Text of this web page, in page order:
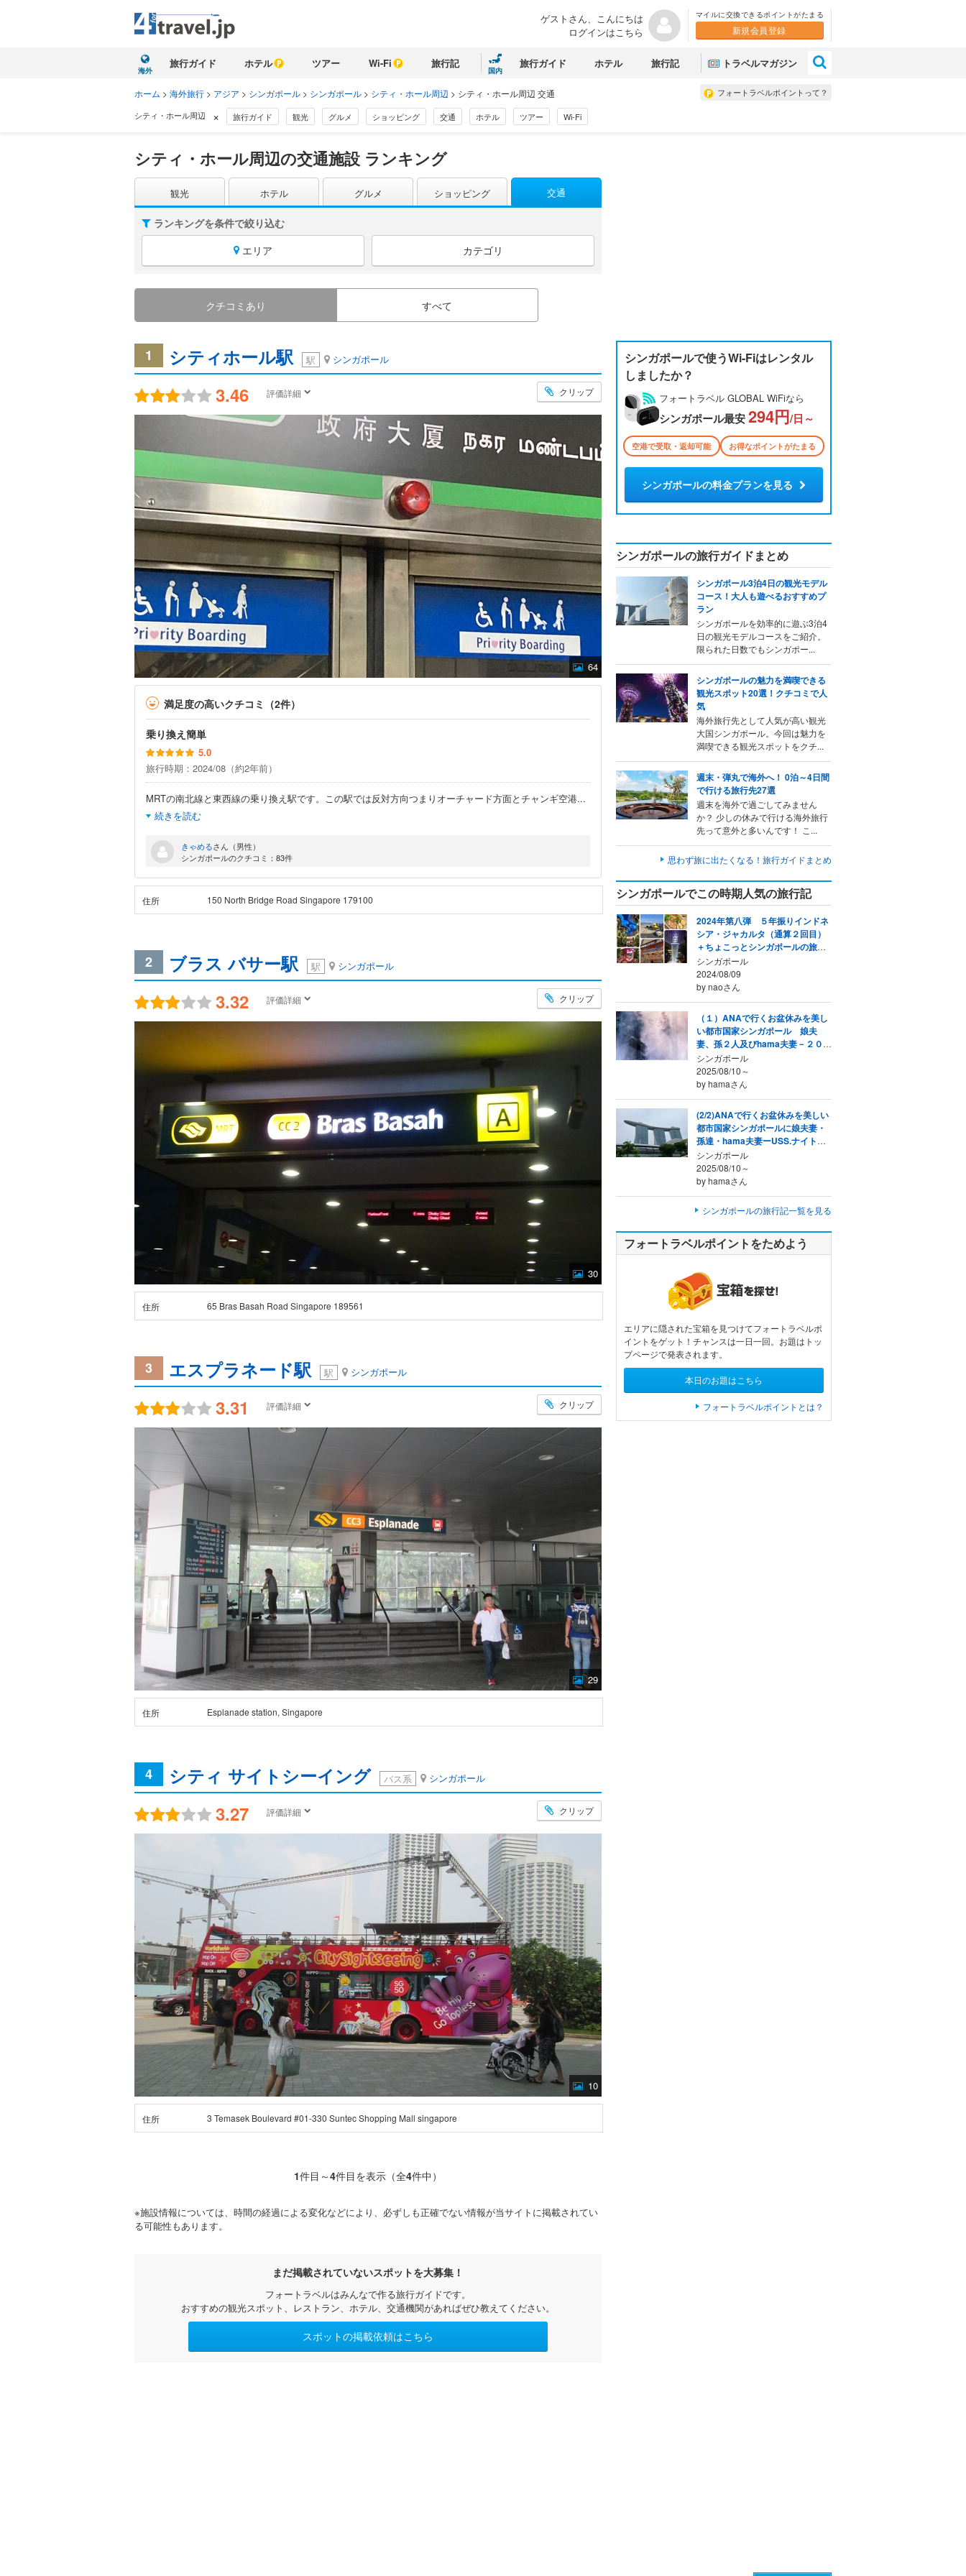
ゲストさん、こんにちは
ログインはこちら
マイルに交換できるポイントがたまる
新規会員登録
海外
旅行ガイド ホテル ツアー Wi-Fi 旅行記
国内
旅行ガイド ホテル 旅行記 トラベルマガジン
フォートラベルポイントって？
ホーム > 海外旅行 > アジア > シンガポール > シンガポール > シティ・ホール周辺 > シティ・ホール周辺 交通
シティ・ホール周辺 × 旅行ガイド 観光 グルメ ショッピング 交通 ホテル ツアー Wi-Fi
シティ・ホール周辺の交通施設 ランキング
観光 ホテル グルメ ショッピング 交通
ランキングを条件で絞り込む
エリア
カテゴリ
クチコミあり すべて
1 シティホール駅 駅 シンガポール
3.46 評価詳細 クリップ
64
満足度の高いクチコミ（2件）
乗り換え簡単
5.0
旅行時期：2024/08（約2年前）
MRTの南北線と東西線の乗り換え駅です。この駅では反対方向つまりオーチャード方面とチャンギ空港...
続きを読む
きゃめるさん（男性）
シンガポールのクチコミ：83件
住所 150 North Bridge Road Singapore 179100
2 ブラス バサー駅 駅 シンガポール
3.32 評価詳細 クリップ
30
住所 65 Bras Basah Road Singapore 189561
3 エスプラネード駅 駅 シンガポール
3.31 評価詳細 クリップ
29
住所 Esplanade station, Singapore
4 シティ サイトシーイング バス系 シンガポール
3.27 評価詳細 クリップ
10
住所 3 Temasek Boulevard #01-330 Suntec Shopping Mall singapore
1件目～4件目を表示（全4件中）
※施設情報については、時間の経過による変化などにより、必ずしも正確でない情報が当サイトに掲載されてい
る可能性もあります。
まだ掲載されていないスポットを大募集！
フォートラベルはみんなで作る旅行ガイドです。
おすすめの観光スポット、レストラン、ホテル、交通機関があればぜひ教えてください。
スポットの掲載依頼はこちら
シンガポールで使うWi-Fiはレンタル
しましたか？
フォートラベル GLOBAL WiFiなら
シンガポール最安294円/日～
空港で受取・返却可能 お得なポイントがたまる
シンガポールの料金プランを見る
シンガポールの旅行ガイドまとめ
シンガポール3泊4日の観光モデル
コース！大人も遊べるおすすめプ
ラン
シンガポールを効率的に遊ぶ3泊4
日の観光モデルコースをご紹介。
限られた日数でもシンガポー...
シンガポールの魅力を満喫できる
観光スポット20選！クチコミで人
気
海外旅行先として人気が高い観光
大国シンガポール。今回は魅力を
満喫できる観光スポットをクチ...
週末・弾丸で海外へ！ 0泊～4日間
で行ける旅行先27選
週末を海外で過ごしてみません
か？ 少しの休みで行ける海外旅行
先って意外と多いんです！ こ...
思わず旅に出たくなる！旅行ガイドまとめ
シンガポールでこの時期人気の旅行記
2024年第八弾 ５年振りインドネ
シア・ジャカルタ（通算２回目）
＋ちょこっとシンガポールの旅
【第1日目】
シンガポール
2024/08/09
by naoさん
（１）ANAで行くお盆休みを美し
い都市国家シンガポール 娘夫
妻、孫２人及びhama夫妻－２０２
５年８月
シンガポール
2025/08/10～
by hamaさん
(2/2)ANAで行くお盆休みを美しい
都市国家シンガポールに娘夫妻・
孫達・hama夫妻ーUSS.ナイトサ
ファリ、等 ２０２５年
シンガポール
2025/08/10～
by hamaさん
シンガポールの旅行記一覧を見る
フォートラベルポイントをためよう
エリアに隠された宝箱を見つけてフォートラベルポ
イントをゲット！チャンスは一日一回。お題はトッ
プページで発表されます。
本日のお題はこちら
フォートラベルポイントとは？